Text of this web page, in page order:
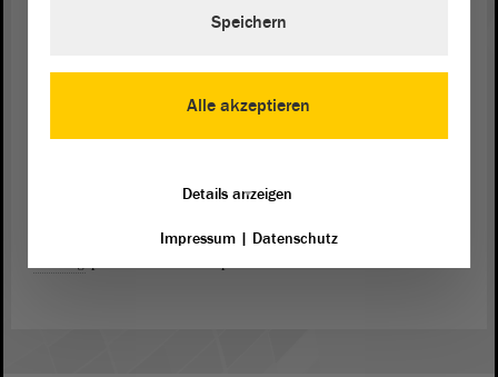
constitutionnel régional si elles considèrent leur droit d’autogestion
violé par une loi régionale.
Contrairement à de nombreux autres Länder fédéraux, les citoyens
individuels au tribunal constitutionnel contre les lois du Land mais
constitutionnel régional est composé de sept membres élus par le
Alle akzeptieren
Speichern
Details anzeigen
Impressum| Datenschutz